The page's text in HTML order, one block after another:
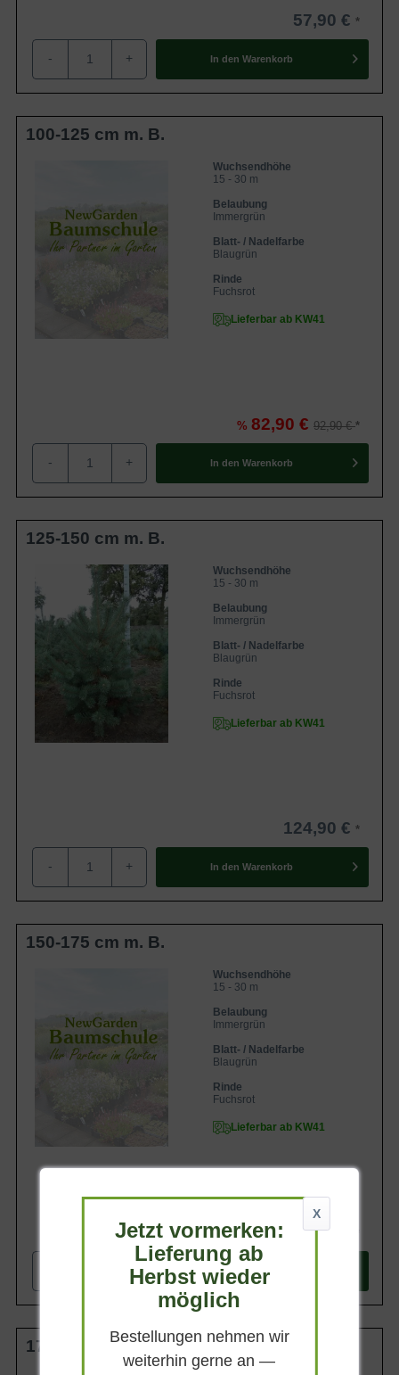
57,90 €
- + In den Warenkorb
100-125 cm m. B.
Wuchsendhöhe
15 - 30 m
Belaubung
Immergrün
Blatt- / Nadelfarbe
Blaugrün
Rinde
Fuchsrot
Lieferbar ab KW41
% 82,90 € 92,90 €
- + In den Warenkorb
125-150 cm m. B.
Wuchsendhöhe
15 - 30 m
Belaubung
Immergrün
Blatt- / Nadelfarbe
Blaugrün
Rinde
Fuchsrot
Lieferbar ab KW41
124,90 €
- + In den Warenkorb
150-175 cm m. B.
Wuchsendhöhe
15 - 30 m
Belaubung
Immergrün
Blatt- / Nadelfarbe
Blaugrün
Rinde
Fuchsrot
Lieferbar ab KW41
184,90 €
+ In den Warenkorb
175-200 cm m. Db.
X
Jetzt vormerken:
Lieferung ab
Herbst wieder
möglich
Bestellungen nehmen wir
weiterhin gerne an —